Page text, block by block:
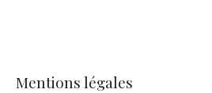
Mentions légales